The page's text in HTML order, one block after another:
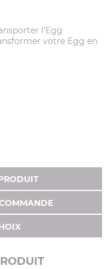
l'Egg
votre Egg en